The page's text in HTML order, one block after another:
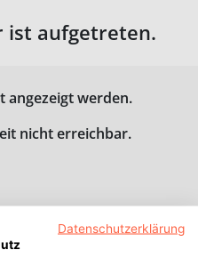
ist aufgetreten.
angezeigt werden.
nicht erreichbar.
Datenschutzerklärung